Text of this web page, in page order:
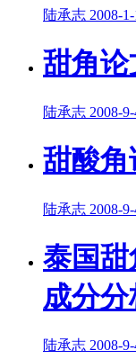
陆承志 2008-
甜角论
陆承志 2008-
甜酸角
陆承志 2008-
泰国
成分分
陆承志 2008-